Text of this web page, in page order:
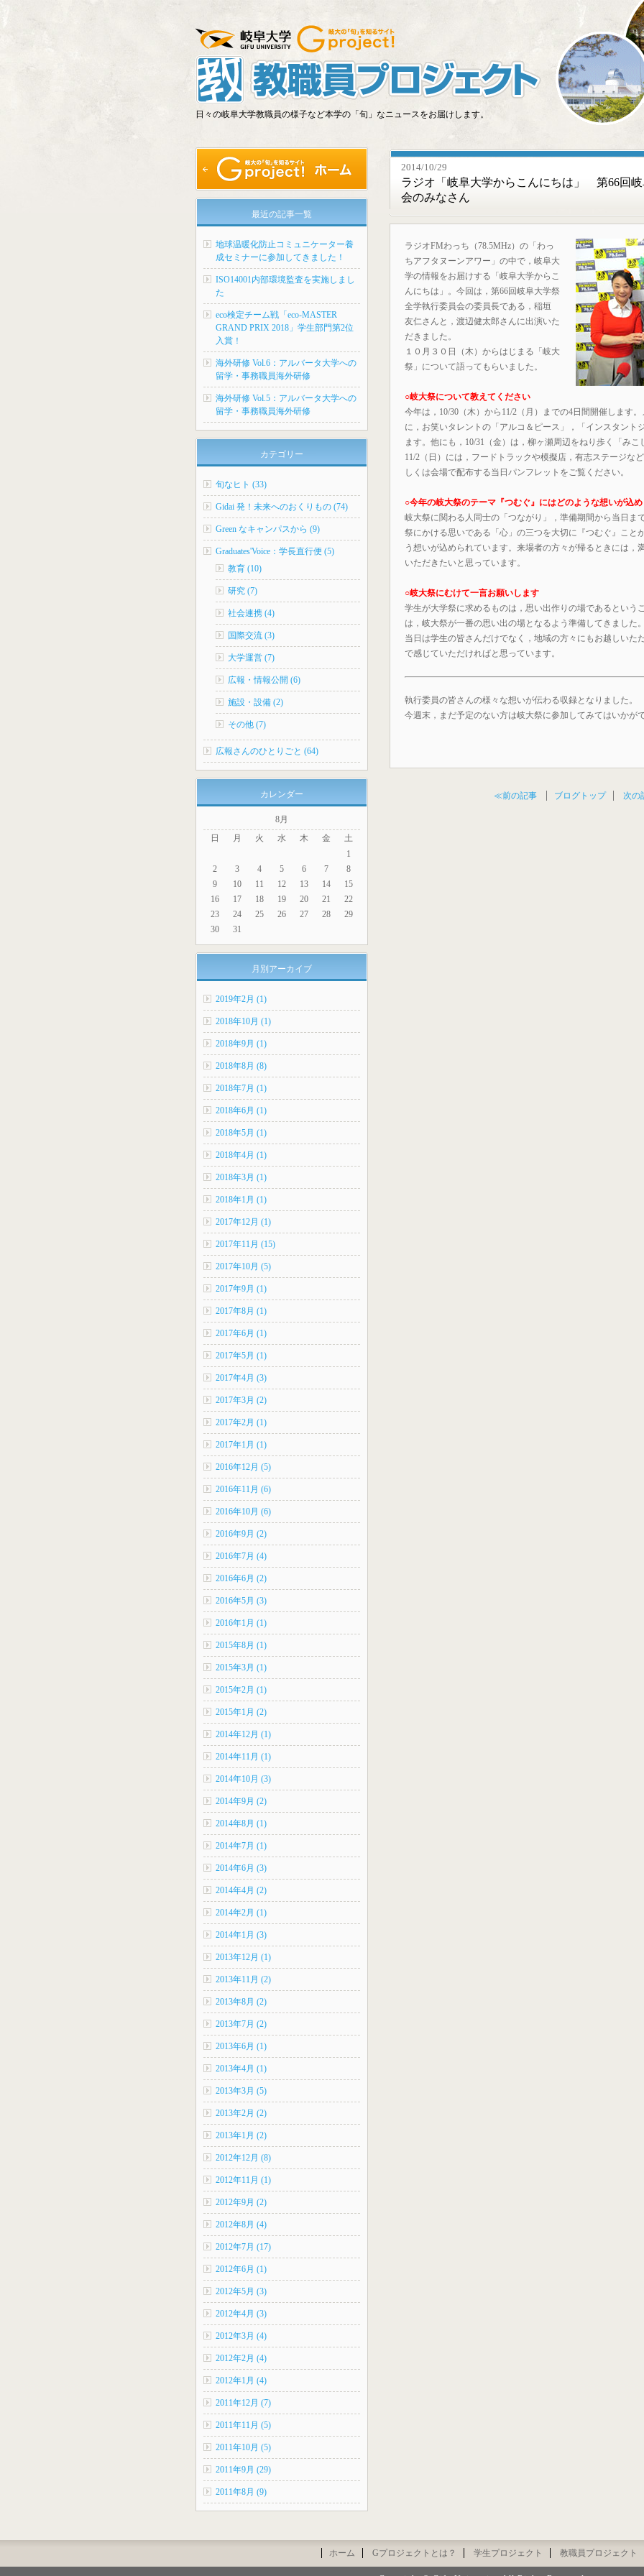
日々の岐阜大学教職員の様子など本学の「旬」なニュースをお届けします。
2014/10/29
ラジオ「岐阜大学からこんにちは」 第66回
会のみなさん
ラジオFMわっち（78.5MHz）の「わっ
ちアフタヌーンアワー」の中で，岐阜大
学の情報をお届けする「岐阜大学からこ
んにちは」。今回は，第66回岐阜大学祭
全学執行委員会の委員長である，稲垣
友仁さんと，渡辺健太郎さんに出演いた
だきました。
１０月３０日（木）からはじまる「岐大
祭」について語ってもらいました。
○岐大祭について教えてください
今年は，10/30（木）から11/2（月）までの4日間開催します。
に，お笑いタレントの「アルコ＆ピース」，「インスタント
ます。他にも，10/31（金）は，柳ヶ瀬周辺をねり歩く「みこ
11/2（日）には，フードトラックや模擬店，有志ステージな
しくは会場で配布する当日パンフレットをご覧ください。
○今年の岐大祭のテーマ『つむぐ』にはどのような想いが込
岐大祭に関わる人同士の「つながり」，準備期間から当日ま
祭にかける思いである「心」の三つを大切に『つむぐ』こと
う想いが込められています。来場者の方々が帰るときには，
いただきたいと思っています。
○岐大祭にむけて一言お願いします
学生が大学祭に求めるものは，思い出作りの場であるという
は，岐大祭が一番の思い出の場となるよう準備してきました。
当日は学生の皆さんだけでなく，地域の方々にもお越しいた
で感じていただければと思っています。
執行委員の皆さんの様々な想いが伝わる収録となりました。
今週末，まだ予定のない方は岐大祭に参加してみてはいかが
≪前の記事 ブログトップ 次の
最近の記事一覧
地球温暖化防止コミュニケーター養
成セミナーに参加してきました！
ISO14001内部環境監査を実施しまし
た
eco検定チーム戦「eco-MASTER
GRAND PRIX 2018」学生部門第2位
入賞！
海外研修 Vol.6：アルバータ大学への
留学・事務職員海外研修
海外研修 Vol.5：アルバータ大学への
留学・事務職員海外研修
カテゴリー
旬なヒト (33)
Gidai 発！未来へのおくりもの (74)
Green なキャンパスから (9)
Graduates'Voice：学長直行便 (5)
教育 (10)
研究 (7)
社会連携 (4)
国際交流 (3)
大学運営 (7)
広報・情報公開 (6)
施設・設備 (2)
その他 (7)
広報さんのひとりごと (64)
カレンダー
8月
日
月 火 水 木 金
土
1
2
3 4 5 6 7
8
9
10 11 12 13 14
15
16
17 18 19 20 21
22
23
24 25 26 27 28
29
30
31
月別アーカイブ
2019年2月 (1)
2018年10月 (1)
2018年9月 (1)
2018年8月 (8)
2018年7月 (1)
2018年6月 (1)
2018年5月 (1)
2018年4月 (1)
2018年3月 (1)
2018年1月 (1)
2017年12月 (1)
2017年11月 (15)
2017年10月 (5)
2017年9月 (1)
2017年8月 (1)
2017年6月 (1)
2017年5月 (1)
2017年4月 (3)
2017年3月 (2)
2017年2月 (1)
2017年1月 (1)
2016年12月 (5)
2016年11月 (6)
2016年10月 (6)
2016年9月 (2)
2016年7月 (4)
2016年6月 (2)
2016年5月 (3)
2016年1月 (1)
2015年8月 (1)
2015年3月 (1)
2015年2月 (1)
2015年1月 (2)
2014年12月 (1)
2014年11月 (1)
2014年10月 (3)
2014年9月 (2)
2014年8月 (1)
2014年7月 (1)
2014年6月 (3)
2014年4月 (2)
2014年2月 (1)
2014年1月 (3)
2013年12月 (1)
2013年11月 (2)
2013年8月 (2)
2013年7月 (2)
2013年6月 (1)
2013年4月 (1)
2013年3月 (5)
2013年2月 (2)
2013年1月 (2)
2012年12月 (8)
2012年11月 (1)
2012年9月 (2)
2012年8月 (4)
2012年7月 (17)
2012年6月 (1)
2012年5月 (3)
2012年4月 (3)
2012年3月 (4)
2012年2月 (4)
2012年1月 (4)
2011年12月 (7)
2011年11月 (5)
2011年10月 (5)
2011年9月 (29)
2011年8月 (9)
ホーム Gプロジェクトとは？ 学生プロジェクト 教職員プロジェクト